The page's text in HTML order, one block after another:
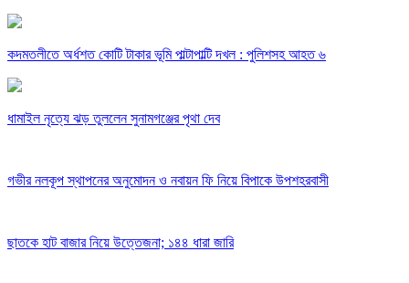
কদমতলীতে অর্ধশত কোটি টাকার ভূমি পাল্টাপাল্টি দখল : পুলিশসহ আহত ৬
ধামাইল নৃত্যে ঝড় তুললেন সুনামগঞ্জের পৃথা দেব
গভীর নলকূপ স্থাপনের অনুমোদন ও নবায়ন ফি নিয়ে বিপাকে উপশহরবাসী
ছাতকে হাট বাজার নিয়ে উত্তেজনা; ১৪৪ ধারা জারি